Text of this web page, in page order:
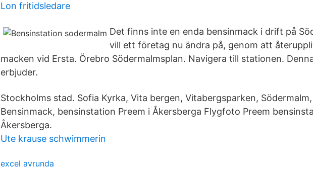
Lon fritidsledare
Det finns inte en enda bensinmack i drift på
vill ett företag nu ändra på, genom att
macken vid Ersta. Örebro Södermalmsplan. Navigera till stationen.
erbjuder.
Stockholms stad. Sofia Kyrka, Vita bergen, Vitabergsparken,
Bensinmack, bensinstation Preem i Åkersberga Flygfoto Preem
Åkersberga.
Ute krause schwimmerin
excel avrunda